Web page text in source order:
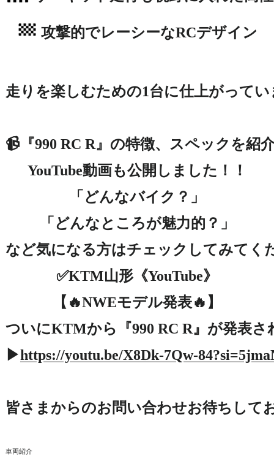
攻撃的でレーシーなRCデザイン
走りを楽しむための1台に仕上がって
📹『990 RC R』の特徴、スペックを紹
YouTube動画も公開しました！！
「どんなバイク？」
「どんなところが魅力的？」
など気になる方はチェックしてみてく
✅KTM山形《YouTube》
【🔥NWEモデル発表🔥】
ついにKTMから『990 RC R』が発表さ
▶https://youtu.be/X8Dk-7Qw-
皆さまからのお問い合わせお待ちして
車両紹介